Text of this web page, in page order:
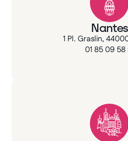
Nantes
1 Pl. Graslin,
01 85 09 58